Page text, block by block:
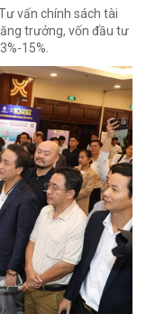
vấn chính sách tài
trưởng, vốn đầu tư
15%.